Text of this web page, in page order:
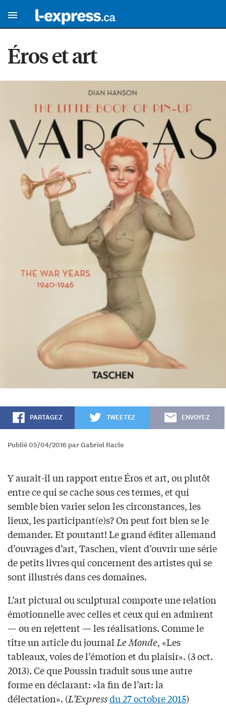
Éros et art
PARTAGEZ TWEETEZ ENVOYEZ
Publié 05/04/2016 par Gabriel Racle
Y aurait-il un rapport entre Éros et art, ou plutôt
entre ce qui se cache sous ces termes, et qui
semble bien varier selon les circonstances, les
lieux, les participant(e)s? On peut fort bien se le
demander. Et pourtant! Le grand éditer allemand
d’ouvrages d’art, Taschen, vient d’ouvrir une série
de petits livres qui concernent des artistes qui se
sont illustrés dans ces domaines.
L’art pictural ou sculptural comporte une relation
émotionnelle avec celles et ceux qui en admirent
— ou en rejettent — les réalisations. Comme le
titre un article du journal Le Monde, «Les
tableaux, voies de l’émotion et du plaisir». (3 oct.
2013). Ce que Poussin traduit sous une autre
forme en déclarant: «la fin de l’art: la
délectation». (L’Expressdu 27 octobre 2015)